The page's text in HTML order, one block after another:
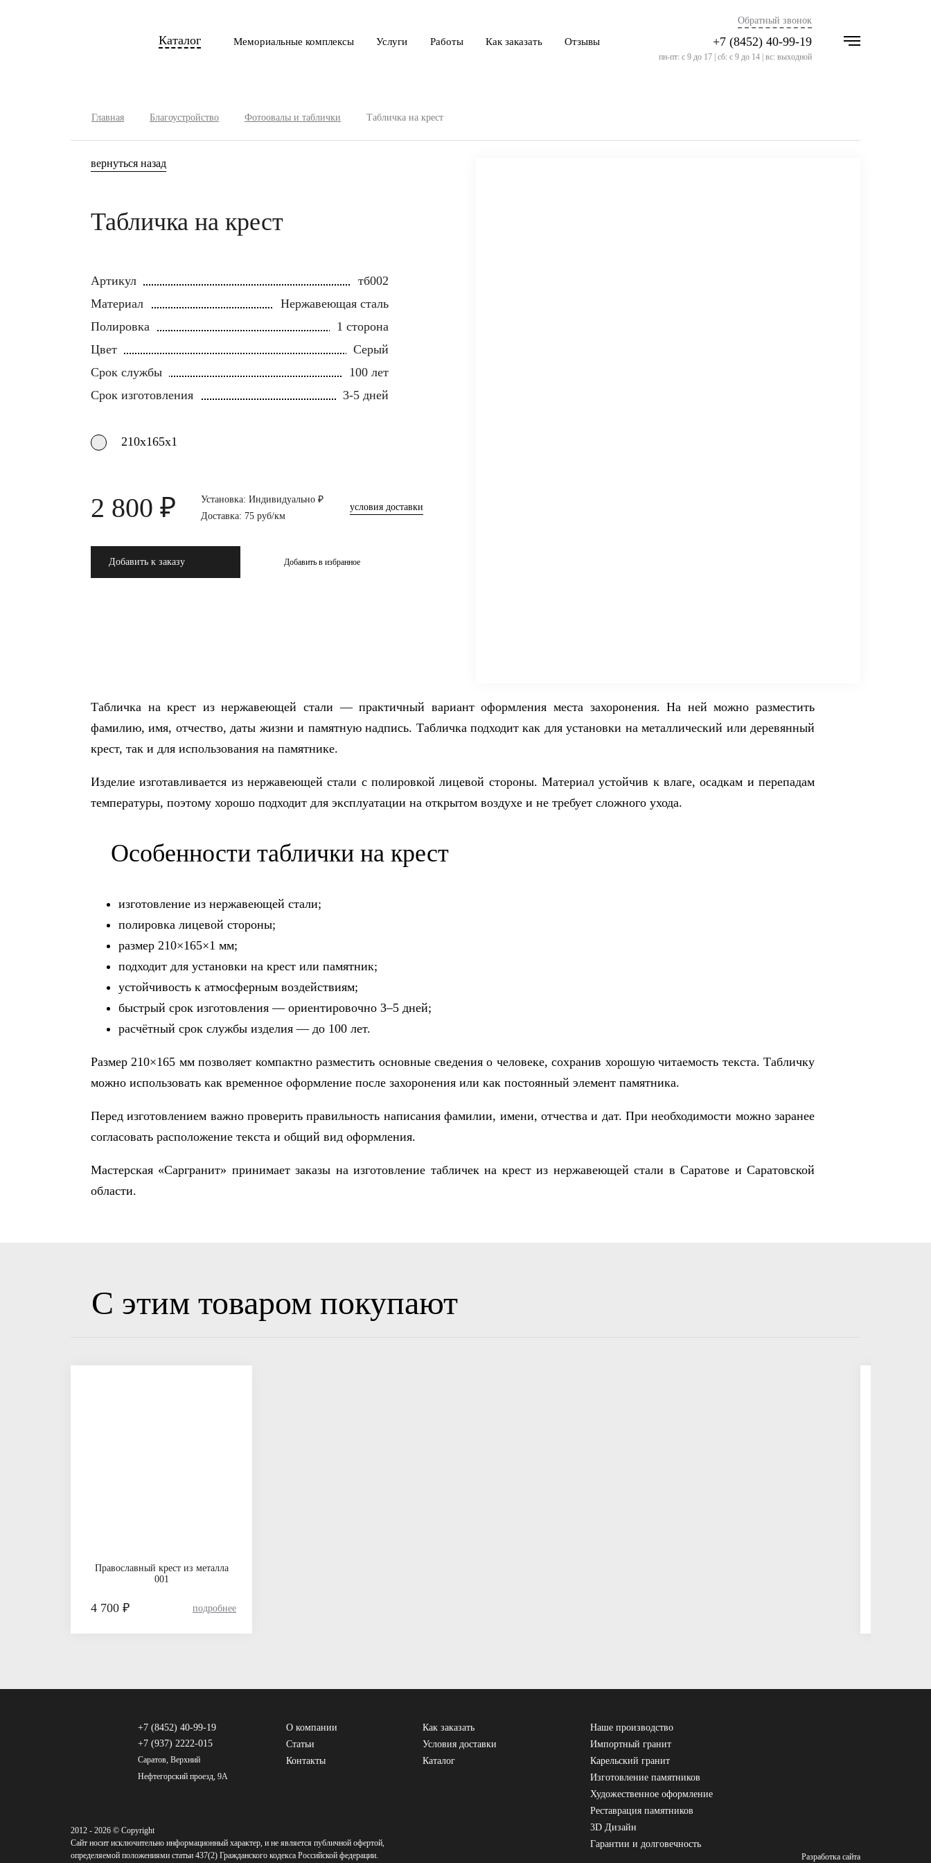
пн-пт: с 9 до 17 | сб: с 9 до 14 | вс: выходной
Каталог Мемориальные комплексы Услуги Работы Как заказать Отзывы
Обратный звонок
+7 (8452) 40-99-19
Главная Благоустройство Фотоовалы и таблички Табличка на крест
вернуться назад
Табличка на крест
Артикул
тб002
Материал
Нержавеющая сталь
Полировка
1 сторона
Цвет
Серый
Срок службы
100 лет
Срок изготовления
3-5 дней
210х165х1
2 800 ₽
Установка: Индивидуально ₽
Доставка: 75 руб/км
условия доставки
Добавить к заказу Добавить в избранное
Табличка на крест из нержавеющей стали — практичный вариант оформления места захоронения. На ней можно разместить
фамилию, имя, отчество, даты жизни и памятную надпись. Табличка подходит как для установки на металлический или деревянный
крест, так и для использования на памятнике.
Изделие изготавливается из нержавеющей стали с полировкой лицевой стороны. Материал устойчив к влаге, осадкам и перепадам
температуры, поэтому хорошо подходит для эксплуатации на открытом воздухе и не требует сложного ухода.
Особенности таблички на крест
изготовление из нержавеющей стали;
полировка лицевой стороны;
размер 210×165×1 мм;
подходит для установки на крест или памятник;
устойчивость к атмосферным воздействиям;
быстрый срок изготовления — ориентировочно 3–5 дней;
расчётный срок службы изделия — до 100 лет.
Размер 210×165 мм позволяет компактно разместить основные сведения о человеке, сохранив хорошую читаемость текста. Табличку
можно использовать как временное оформление после захоронения или как постоянный элемент памятника.
Перед изготовлением важно проверить правильность написания фамилии, имени, отчества и дат. При необходимости можно заранее
согласовать расположение текста и общий вид оформления.
Мастерская «Саргранит» принимает заказы на изготовление табличек на крест из нержавеющей стали в Саратове и Саратовской
области.
С этим товаром покупают
Православный крест из металла
001
4 700 ₽
+7 (8452) 40-99-19
+7 (937) 2222-015
Саратов, Верхний
Нефтегорский проезд, 9А
О компании
Статьи
Контакты
Как заказать
Условия доставки
Каталог
Наше производство
Импортный гранит
Карельский гранит
Изготовление памятников
Художественное оформление
Реставрация памятников
3D Дизайн
Гарантии и долговечность
2012 - 2026 © Copyright
Сайт носит исключительно информационный характер, и не является публичной офертой,
определяемой положениями статьи 437(2) Гражданского кодекса Российской федерации.
Разработка сайта